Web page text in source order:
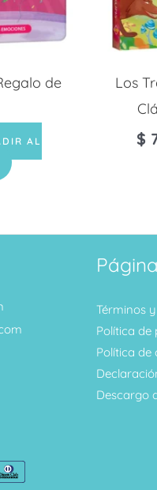
de
AL
Los
$
Términos
Política de
Política de
Descargo